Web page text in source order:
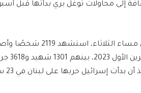
إلى محاولات توغل بري بدأتها قبل
“حزب